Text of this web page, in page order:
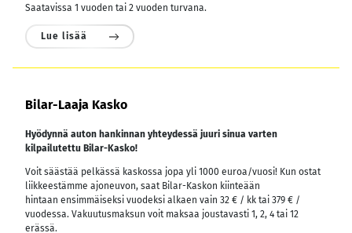
Saatavissa 1 vuoden tai 2 vuoden turvana.
Lue lisää
Bilar-Laaja Kasko
Hyödynnä auton hankinnan yhteydessä juuri sinua varten
kilpailutettu Bilar-Kasko!
Voit säästää pelkässä kaskossa jopa yli 1000 euroa/vuosi! Kun ostat
liikkeestämme ajoneuvon, saat Bilar-Kaskon kiinteään
hintaan ensimmäiseksi vuodeksi alkaen vain 32 € / kk tai 379 € /
vuodessa. Vakuutusmaksun voit maksaa joustavasti 1, 2, 4 tai 12
erässä.